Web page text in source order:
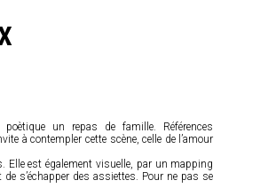
un repas de famille. Références
à contempler cette scène, celle de l’amour
Elle est également visuelle, par un mapping
s’échapper des assiettes. Pour ne pas se